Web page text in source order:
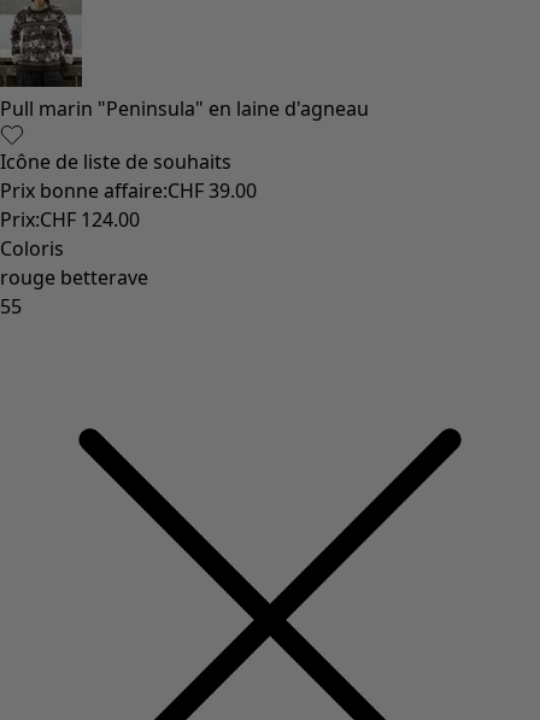
Pull marin "Peninsula" en laine d'agneau
Icône de liste de souhaits
Prix bonne affaire:CHF 39.00
Prix:CHF 124.00
Coloris
rouge betterave
55